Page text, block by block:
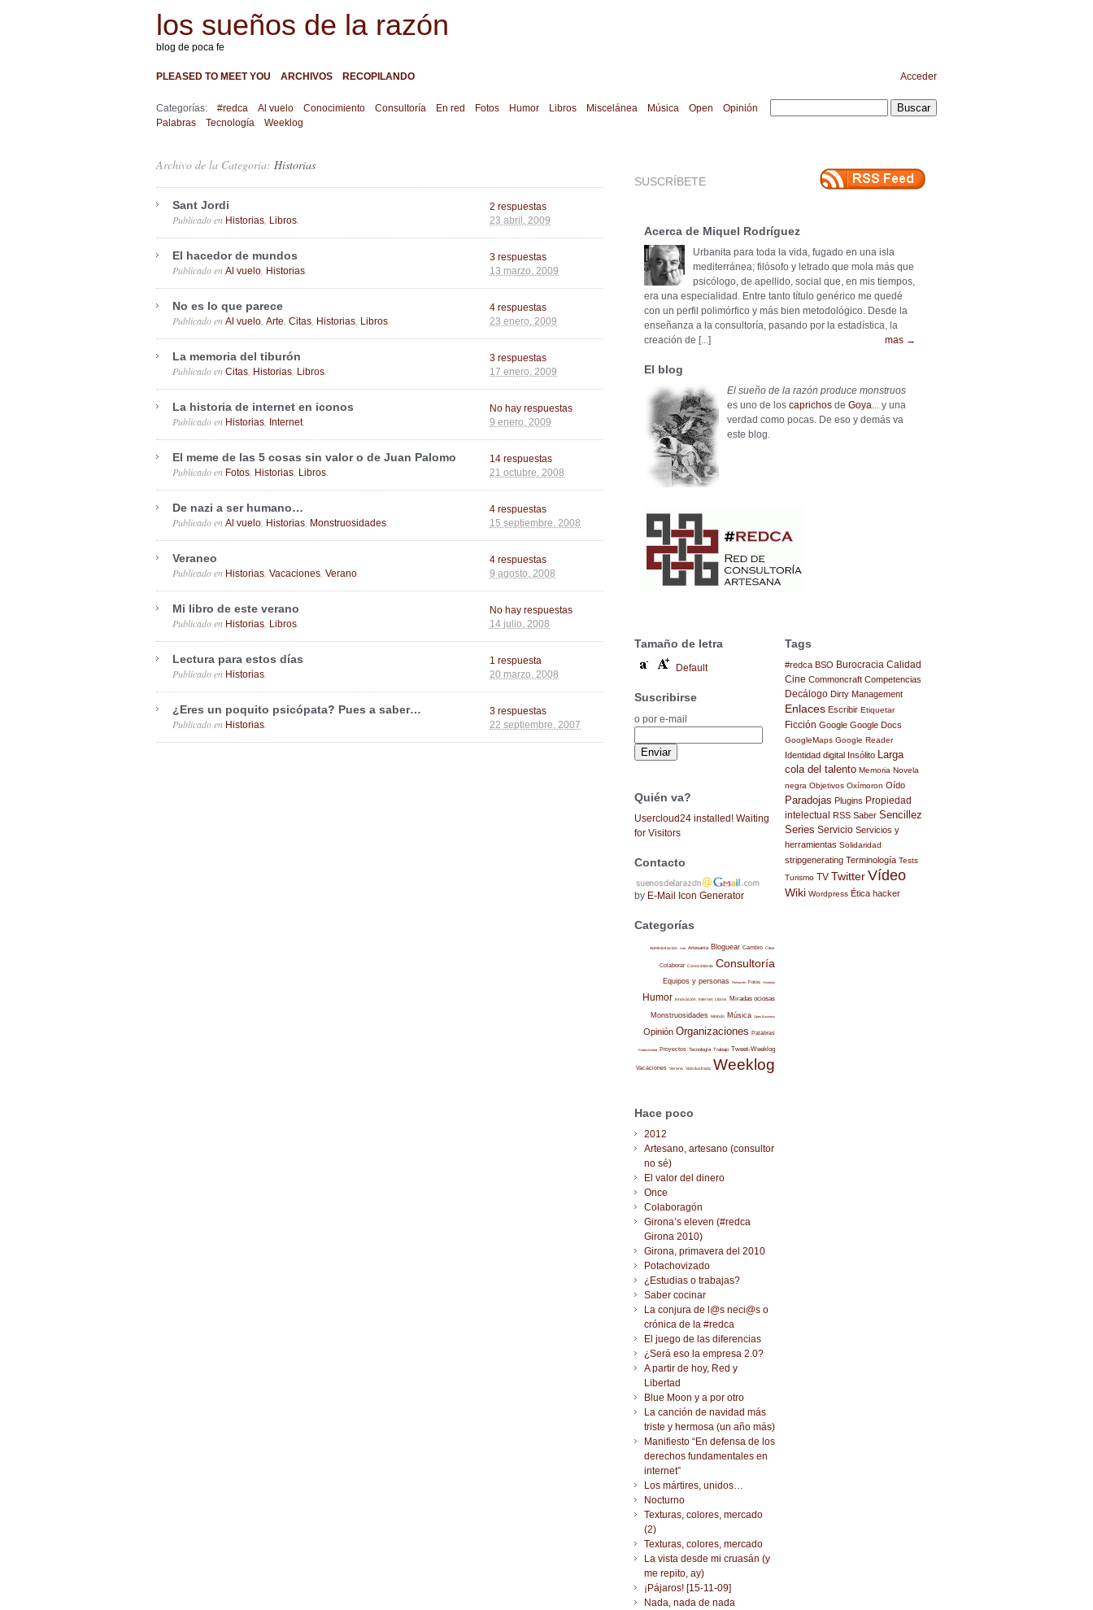
los sueños de la razón
blog de poca fe
PLEASED TO MEET YOU ARCHIVOS RECOPILANDO Acceder
Categorías: #redca Al vuelo Conocimiento Consultoría En red Fotos Humor Libros Miscelánea Música Open
Opinión
Palabras
Tecnología Weeklog
Archivo de la Categoría: Historias
Sant Jordi
23 abril, 2009
Publicado en Historias Libros
2 respuestas
El hacedor de mundos
13 marzo, 2009
Publicado en Al vuelo Historias
3 respuestas
No es lo que parece
23 enero, 2009
Publicado en Al vuelo Arte Citas Historias Libros
4 respuestas
La memoria del tiburón
17 enero, 2009
Publicado en Citas Historias Libros
3 respuestas
La historia de internet en iconos
9 enero, 2009
Publicado en Historias Internet.
No hay respuestas
El meme de las 5 cosas sin valor o de Juan Palomo
21 octubre, 2008
Publicado en Fotos Historias Libros
14 respuestas
De nazi a ser humano…
15 septiembre, 2008
Publicado en Al vuelo Historias Monstruosidades
4 respuestas
Veraneo
9 agosto, 2008
Publicado en Historias Vacaciones Verano
4 respuestas
Mi libro de este verano
14 julio, 2008
Publicado en Historias Libros
No hay respuestas
Lectura para estos días
20 marzo, 2008
Publicado en Historias
1 respuesta
¿Eres un poquito psicópata? Pues a saber…
22 septiembre, 2007
Publicado en Historias
3 respuestas
SUSCRÍBETE
Acerca de Miquel Rodríguez
Urbanita para toda la vida, fugado en una isla
mediterránea; filósofo y letrado que mola más que
psicólogo, de apellido, social que, en mis tiempos,
era una especialidad. Entre tanto título genérico me quedé
con un perfil polimórfico y más bien metodológico. Desde la
enseñanza a la consultoría, pasando por la estadística, la
creación de [...]
mas →
El blog
El sueño de la razón produce monstruos
es uno de los caprichos de Goya... y una
verdad como pocas. De eso y demás va
este blog.
Tamaño de letra
Default
Suscribirse
o por e-mail
Quién va?
Usercloud24 installed! Waiting
for Visitors
Contacto
by E-Mail Icon Generator
Categorías
Administración Arte Artesanía Bloguear Cambio Citas
Colaborar Conocimiento Consultoría
Equipos y personas Formación Fotos Historias
Humor Innovación Internet Libros Miradas ociosas
Monstruosidades Método Música Open Business
Opinión Organizaciones Palabras
Productividad Proyectos Tecnología Trabajo Tweet-Weeklog
Vacaciones Verano Vida ilustrada Weeklog
Hace poco
2012
Artesano, artesano (consultor
no sé)
El valor del dinero
Once
Colaboragón
Girona’s eleven (#redca
Girona 2010)
Girona, primavera del 2010
Potachovizado
¿Estudias o trabajas?
Saber cocinar
La conjura de l@s neci@s o
crónica de la #redca
El juego de las diferencias
¿Será eso la empresa 2.0?
A partir de hoy, Red y
Libertad
Blue Moon y a por otro
La canción de navidad más
triste y hermosa (un año más)
Manifiesto “En defensa de los
derechos fundamentales en
internet”
Los mártires, unidos…
Nocturno
Texturas, colores, mercado
(2)
Texturas, colores, mercado
La vista desde mi cruasán (y
me repito, ay)
¡Pájaros! [15-11-09]
Nada, nada de nada
Tags
#redca BSO Burocracia Calidad
Cine Commoncraft Competencias
Decálogo Dirty Management
Enlaces Escribir Etiquetar
Ficción Google Google Docs
GoogleMaps Google Reader
Identidad digital Insólito Larga
cola del talento Memoria Novela
negra Objetivos Oxímoron Oído
Paradojas Plugins Propiedad
intelectual
RSS Saber Sencillez
Series Servicio Servicios y
herramientas Solidaridad
stripgenerating Terminología Tests
Turismo TV Twitter Vídeo
Wiki Wordpress Ética hacker